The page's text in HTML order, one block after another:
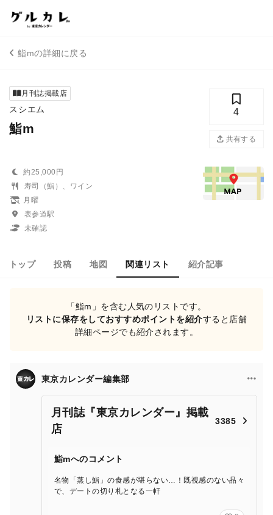
鮨mの詳細に戻る
月刊誌掲載店
スシエム
鮨m
4
共有する
約25,000円
寿司（鮨）、ワイン
月曜
表参道駅
未確認
トップ 投稿 地図 関連リスト 紹介記事
「鮨m」を含む人気のリストです。
リストに保存をしておすすめポイントを紹介すると店舗
詳細ページでも紹介されます。
東京カレンダー編集部
月刊誌『東京カレンダー』掲載
店
3385
鮨mへのコメント
名物「蒸し鮨」の食感が堪らない…！既視感のない品々
で、デートの切り札となる一軒